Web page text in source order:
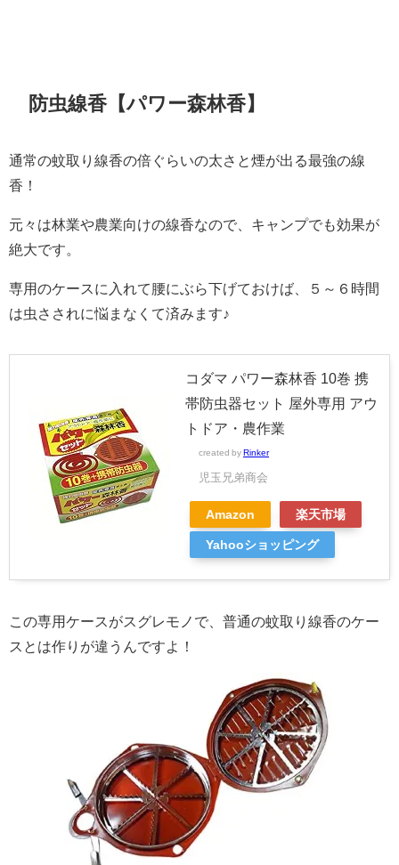
防虫線香【パワー森林香】
通常の蚊取り線香の倍ぐらいの太さと煙が出る最強の線
香！
元々は林業や農業向けの線香なので、キャンプでも効果が
絶大です。
専用のケースに入れて腰にぶら下げておけば、５～６時間
は虫さされに悩まなくて済みます♪
コダマ パワー森林香 10巻 携
帯防虫器セット 屋外専用 アウ
トドア・農作業
created by Rinker
児玉兄弟商会
Amazon 楽天市場
Yahooショッピング
この専用ケースがスグレモノで、普通の蚊取り線香のケー
スとは作りが違うんですよ！